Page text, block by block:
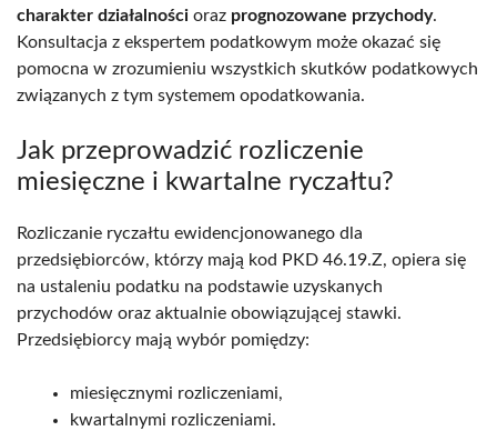
charakter działalności oraz prognozowane przychody.
Konsultacja z ekspertem podatkowym może okazać się
pomocna w zrozumieniu wszystkich skutków podatkowych
związanych z tym systemem opodatkowania.
Jak przeprowadzić rozliczenie
miesięczne i kwartalne ryczałtu?
Rozliczanie ryczałtu ewidencjonowanego dla
przedsiębiorców, którzy mają kod PKD 46.19.Z, opiera się
na ustaleniu podatku na podstawie uzyskanych
przychodów oraz aktualnie obowiązującej stawki.
Przedsiębiorcy mają wybór pomiędzy:
miesięcznymi rozliczeniami,
kwartalnymi rozliczeniami.